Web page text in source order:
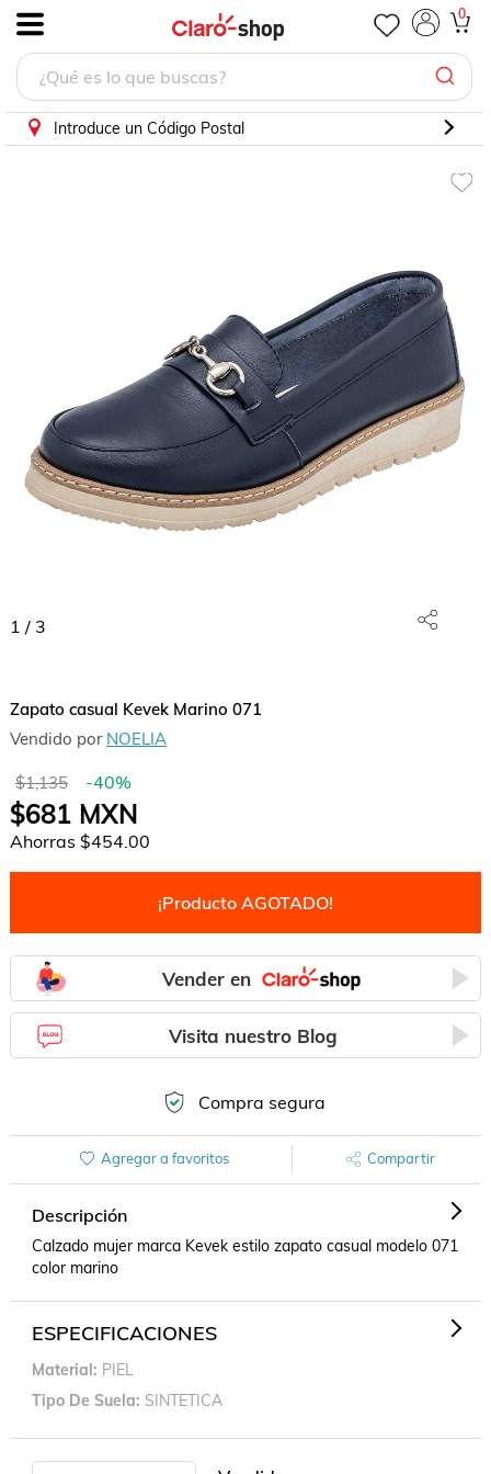
0
Introduce un Código Postal
1 / 3
Zapato casual Kevek Marino 071
Vendido por NOELIA
$1,135 -40%
$681MXN
Ahorras $454.00
¡Producto AGOTADO!
Vender en
Visita nuestro Blog
Compra segura
Agregar a favoritos Compartir
Descripción
Calzado mujer marca Kevek estilo zapato casual modelo 071
color marino
ESPECIFICACIONES
Material PIEL
Tipo De Suela SINTETICA